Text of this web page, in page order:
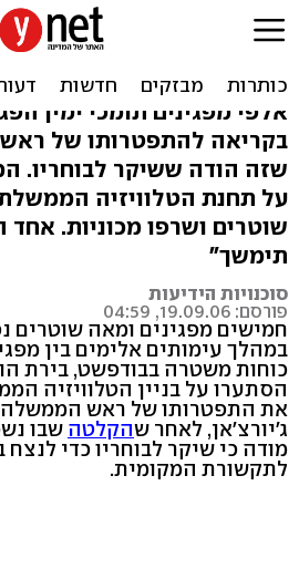
הונגריה: 150
בהפגנות אלימות
אלפי מפגינים תומכי ימין
בקריאה להתפטרותו של
שזה הודה ששיקר לבוחריו.
על תחנת הטלוויזיה
שוטרים ושרפו מכוניות.
תימשך"
סוכנויות הידיעות
פורסם: 19.09.06, 04:59
חמישים מפגינים ומאה שוטרים
במהלך עימותים אלימים בין
כוחות משטרה בבודפשט, בירת
הסתערו על בניין הטלוויזיה
את התפטרותו של ראש הממשלה
ג'יורצ'אן, לאחר שהקלטה שבו
מודה כי שיקר לבוחריו כדי
לתקשורת המקומית.